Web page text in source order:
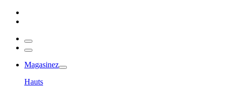
Magasinez
Hauts